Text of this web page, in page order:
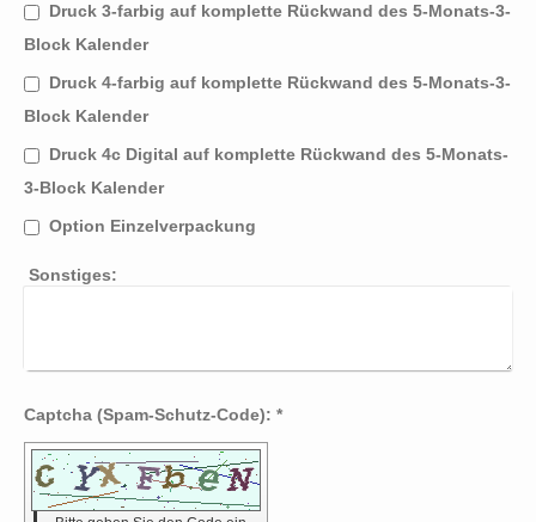
Druck 3-farbig auf komplette Rückwand des 5-Monats-3-
Block Kalender
Druck 4-farbig auf komplette Rückwand des 5-Monats-3-
Block Kalender
Druck 4c Digital auf komplette Rückwand des 5-Monats-
3-Block Kalender
Option Einzelverpackung
Sonstiges:
Captcha (Spam-Schutz-Code): *